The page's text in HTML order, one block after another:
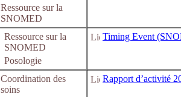
Ressource sur la
SNOMED
Ressource sur la
SNOMED
Posologie
Timing Event
Coordination des
soins
Rapport d’activité